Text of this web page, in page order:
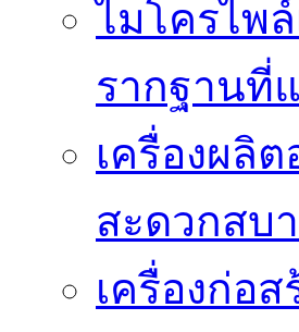
ไมโครไพ
รากฐานที่
เครื่องผลิ
สะดวกสบ
เครื่องก่อ